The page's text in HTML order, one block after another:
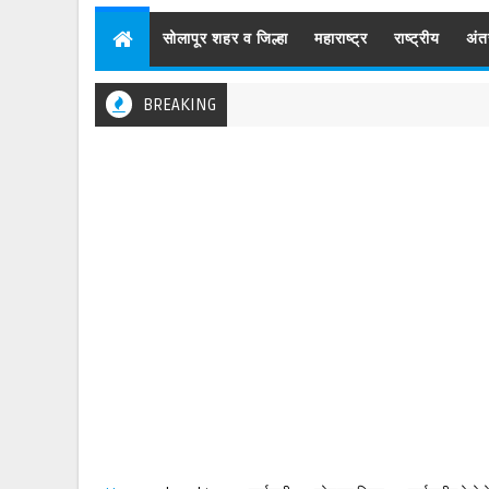
सोलापूर शहर व जिल्हा महाराष्ट्र राष्ट्रीय
BREAKING